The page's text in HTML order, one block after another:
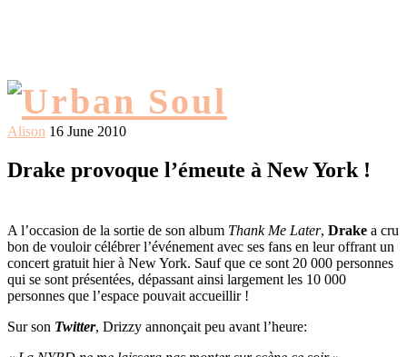
Alison 16 June 2010
Drake provoque l’émeute à New York !
A l’occasion de la sortie de son album Thank Me Later, Drake a cru
bon de vouloir célébrer l’événement avec ses fans en leur offrant un
concert gratuit hier à New York. Sauf que ce sont 20 000 personnes
qui se sont présentées, dépassant ainsi largement les 10 000
personnes que l’espace pouvait accueillir !
Sur son Twitter, Drizzy annonçait peu avant l’heure: